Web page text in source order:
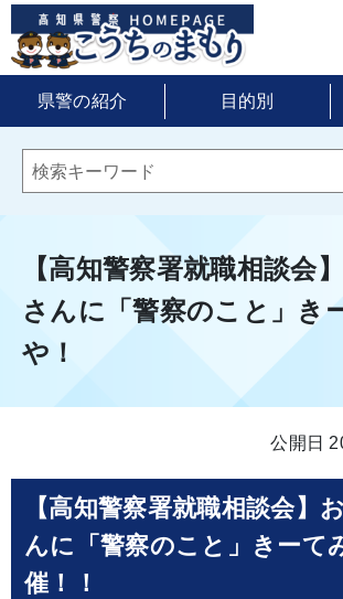
県警の紹介 目的別
【高知警察署就職相談会
さんに「警察のこと」き
や！
公開日
【高知警察署就職相談会】
んに「警察のこと」きーて
催！！